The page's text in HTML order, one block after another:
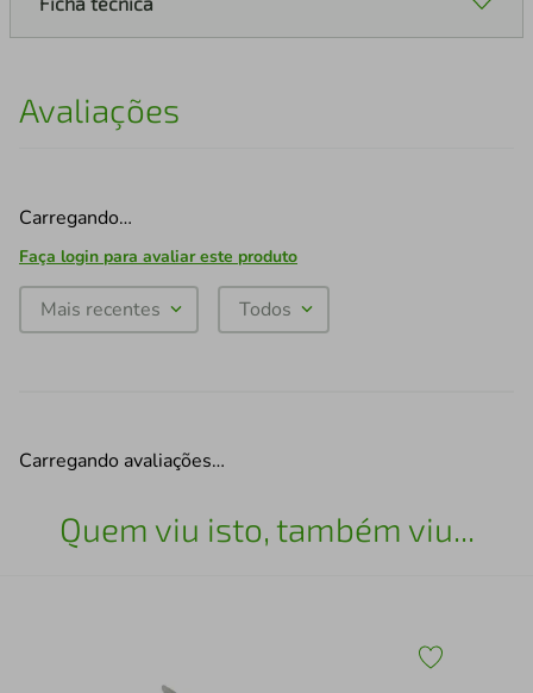
Avaliações
Carregando…
Faça login para avaliar este produto
Mais recentes Todos
Carregando avaliações…
Quem viu isto, também viu...